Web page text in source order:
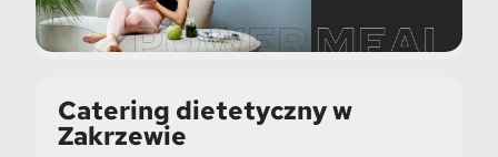
Catering dietetyczny w
Zakrzewie